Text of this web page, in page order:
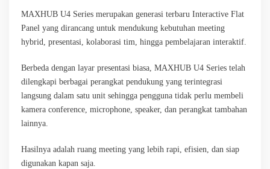
MAXHUB U4 Series merupakan generasi terbaru Interactive Flat
Panel yang dirancang untuk mendukung kebutuhan meeting
hybrid, presentasi, kolaborasi tim, hingga pembelajaran interaktif.
Berbeda dengan layar presentasi biasa, MAXHUB U4 Series telah
dilengkapi berbagai perangkat pendukung yang terintegrasi
langsung dalam satu unit sehingga pengguna tidak perlu membeli
kamera conference, microphone, speaker, dan perangkat tambahan
lainnya.
Hasilnya adalah ruang meeting yang lebih rapi, efisien, dan siap
digunakan kapan saja.